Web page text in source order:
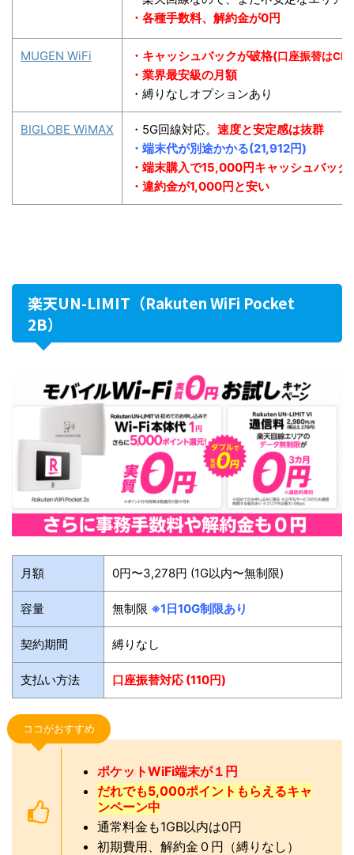
・各種手数料、解約金が0円
MUGEN WiFi ・キャッシュバックが破格(口座振替はCB
・業界最安級の月額
・縛りなしオプションあり
BIGLOBE WiMAX ・5G回線対応。 速度と安定感は抜群
・端末代が別途かかる(21,912円)
・端末購入で15,000円キャッシュバック
・違約金が1,000円と安い
楽天UN-LIMIT（Rakuten WiFi Pocket
2B）
月額 0円〜3,278円 (1G以内〜無制限)
容量 無制限 ※1日10G制限あり
契約期間 縛りなし
支払い方法 口座振替対応 (110円)
ココがおすすめ
ポケットWiFi端末が１円
だれでも5,000ポイントもらえるキャ
ンペーン中
通常料金も1GB以内は0円
初期費用、解約金０円（縛りなし）